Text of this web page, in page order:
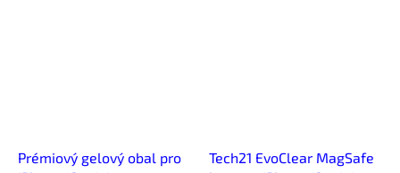
Prémiový gelový obal pro
Tech21 EvoClear MagSafe